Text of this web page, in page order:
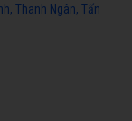
Thanh Ngân, Tấn